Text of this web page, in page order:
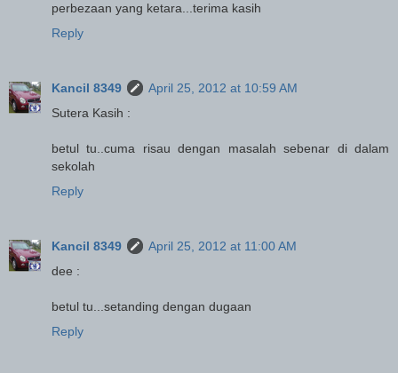
perbezaan yang ketara...terima kasih
Reply
Kancil 8349
April 25, 2012 at 10:59 AM
Sutera Kasih :
betul tu..cuma risau dengan masalah sebenar di dalam
sekolah
Reply
Kancil 8349
April 25, 2012 at 11:00 AM
dee :
betul tu...setanding dengan dugaan
Reply